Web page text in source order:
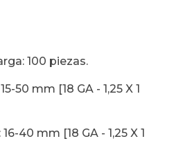
100 piezas.
50 mm [18 GA - 1,25 X 1
40 mm [18 GA - 1,25 X 1